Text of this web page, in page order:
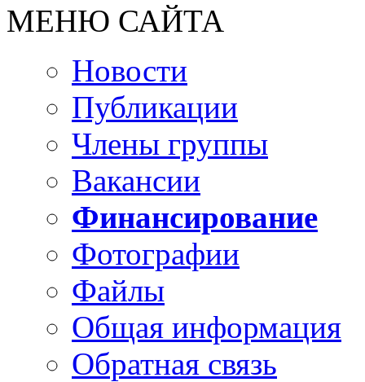
МЕНЮ САЙТА
Новости
Публикации
Члены группы
Вакансии
Финансирование
Фотографии
Файлы
Общая информация
Обратная связь